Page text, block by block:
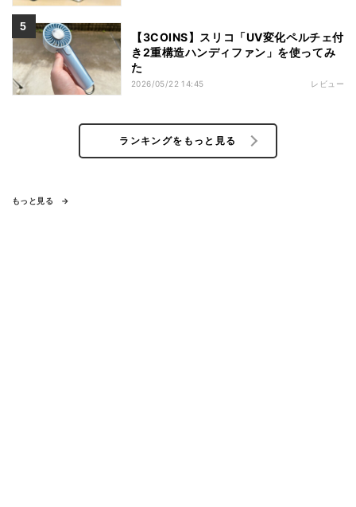
【3COINS】スリコ「UV変化ペルチェ付
き2重構造ハンディファン」を使ってみ
た
2026/05/22 14:45 レビュー
ランキングをもっと見る
もっと見る